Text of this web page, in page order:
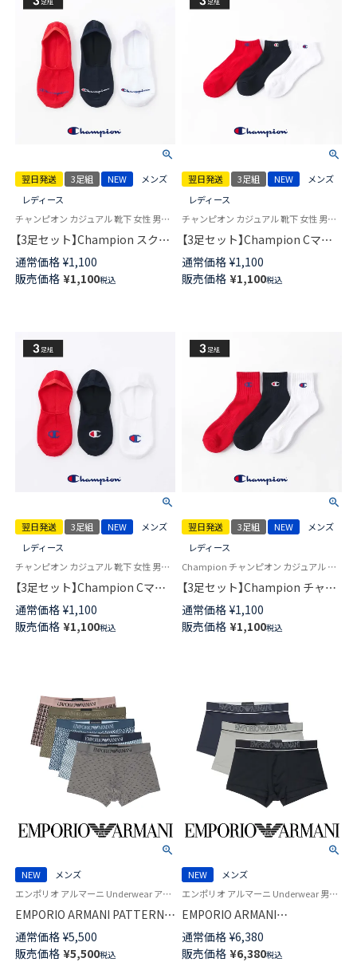
翌日発送 3足組 NEW
メンズ
レディース
チャンピオン カジュアル 靴下 女性 男性 ユニセックス
【3足セット】Champion スクリ
プトロゴ 消臭糸使用 かかと滑
り止め付き フットカバー カバ
ーソックス 深履き メンズ レデ
通常価格 ¥1,100
販売価格 ¥1,100税込
翌日発送 3足組 NEW
メンズ
レディース
チャンピオン カジュアル 靴下 女性 男性 ブランド ユニセックス
【3足セット】Champion Cマー
クロゴ 消臭糸使用 足底パイル
アーチサポート スニーカー丈
ソックス メンズ レディース
通常価格 ¥1,100
販売価格 ¥1,100税込
翌日発送 3足組 NEW
メンズ
レディース
チャンピオン カジュアル 靴下 女性 男性 ユニセックス
【3足セット】Champion Cマー
クロゴ 消臭糸使用 かかと滑り
止め付き フットカバー カバー
ソックス 深履き メンズ レディ
通常価格 ¥1,100
販売価格 ¥1,100税込
翌日発送 3足組 NEW
メンズ
レディース
Champion チャンピオン カジュアル 女性 男性 靴下
【3足セット】Champion チャン
ピオン Cマークロゴ 消臭糸使用
足底パイル アーチサポート シ
ョート丈 ソックス メンズ レデ
通常価格 ¥1,100
販売価格 ¥1,100税込
NEW
メンズ
エンポリオ アルマーニ Underwear アンダーウェア 紳士 下着
EMPORIO ARMANI PATTERN
MIX パターンミックス ボクサー
パンツ 【S/M/L】 前閉じ EUサイ
ズ メンズ 54068852
通常価格 ¥5,500
販売価格 ¥5,500税込
NEW
メンズ
エンポリオ アルマーニ Underwear 男性 アンダーウェア 紳士 下着
EMPORIO ARMANI
UNDERLINED LOGOBAND アン
ダーラインド ロゴバンド メッ
シュ ボクサーパンツ
通常価格 ¥6,380
販売価格 ¥6,380税込